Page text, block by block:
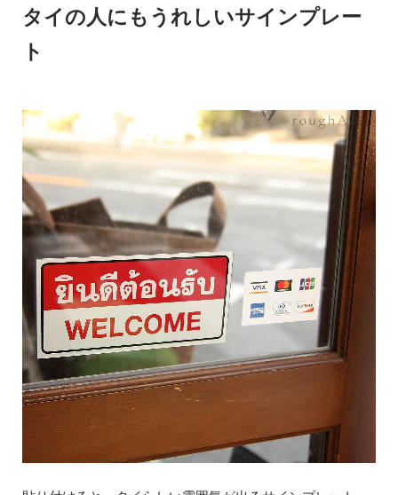
タイの人にもうれしいサインプレー
ト